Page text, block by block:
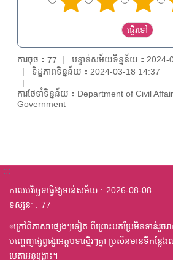
ការចុច： 77
បន្ទាន់សម័យទិន្នន័យ：2024-
ទិដ្ឋភាពទិន្នន័យ：2024-03-18 14:37
ការថែទាំទិន្នន័យ：Department of Civil
Government
:::
កាលបរិច្ឆេទធ្វើឱ្យទាន់សម័យ
2026-08-08
ទស្សនៈ
77
◎ក្រៅពីភាសាផ្សេងៗទៀត ពីព្រោះបកប្រែមិនទាន់រួច
បញ្ចេញផ្សព្វផ្សាអត្តបទស្មើរៗគ្នា ប្រសិនមានទីកន្លែ
មេតាអនុង្គ្រោះ។